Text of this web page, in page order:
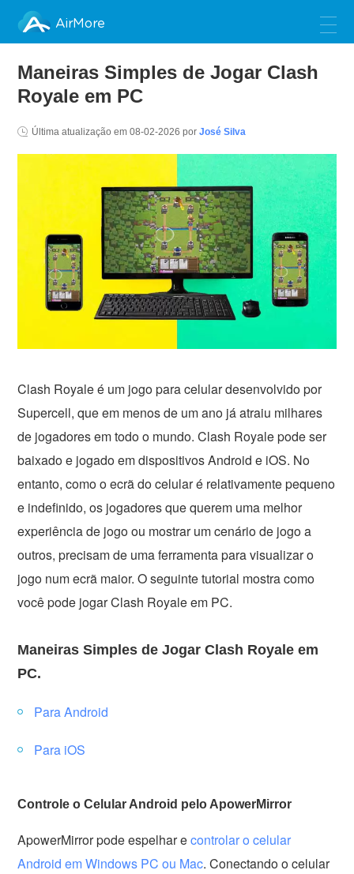
AirMore
Maneiras Simples de Jogar Clash
Royale em PC
Última atualização em08-02-2026 porJosé Silva
Clash Royale é um jogo para celular desenvolvido por
Supercell, que em menos de um ano já atraiu milhares
de jogadores em todo o mundo. Clash Royale pode ser
baixado e jogado em dispositivos Android e iOS. No
entanto, como o ecrã do celular é relativamente pequeno
e indefinido, os jogadores que querem uma melhor
experiência de jogo ou mostrar um cenário de jogo a
outros, precisam de uma ferramenta para visualizar o
jogo num ecrã maior. O seguinte tutorial mostra como
você pode jogar Clash Royale em PC.
Maneiras Simples de Jogar Clash Royale em
PC.
Para Android
Para iOS
Controle o Celular Android pelo ApowerMirror
ApowerMirror pode espelhar econtrolar o celular
Android em Windows PC ou Mac. Conectando o celular